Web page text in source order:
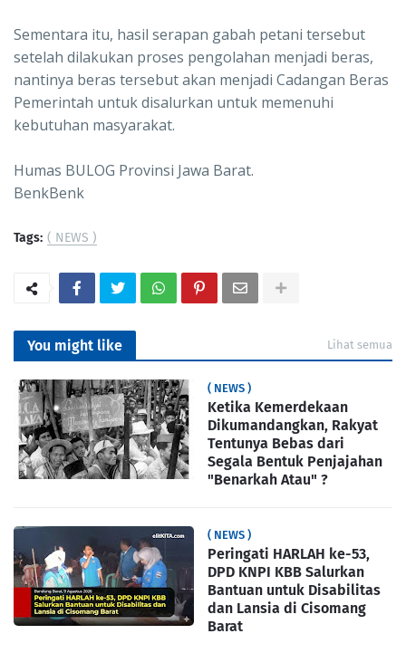
Sementara itu, hasil serapan gabah petani tersebut
setelah dilakukan proses pengolahan menjadi beras,
nantinya beras tersebut akan menjadi Cadangan Beras
Pemerintah untuk disalurkan untuk memenuhi
kebutuhan masyarakat.
Humas BULOG Provinsi Jawa Barat.
BenkBenk
Tags: ( NEWS )
You might like Lihat semua
( NEWS )
Ketika Kemerdekaan
Dikumandangkan, Rakyat
Tentunya Bebas dari
Segala Bentuk Penjajahan
"Benarkah Atau" ?
( NEWS )
Peringati HARLAH ke-53,
DPD KNPI KBB Salurkan
Bantuan untuk Disabilitas
dan Lansia di Cisomang
Barat